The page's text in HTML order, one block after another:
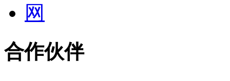
合作伙伴